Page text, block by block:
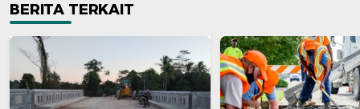
BERITA TERKAIT